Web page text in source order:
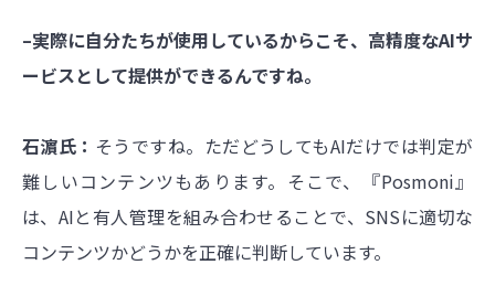
–実際に自分たちが使用しているからこそ、高精度なAIサ
ービスとして提供ができるんですね。
石濵氏： そうですね。ただどうしてもAIだけでは判定が
難しいコンテンツもあります。そこで、『Posmoni』
は、AIと有人管理を組み合わせることで、SNSに適切な
コンテンツかどうかを正確に判断しています。